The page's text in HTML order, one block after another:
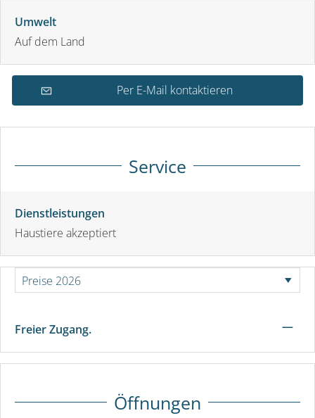
Umwelt
Auf dem Land
Per E-Mail kontaktieren
Service
Dienstleistungen
Haustiere akzeptiert
Freier Zugang. —
Öffnungen